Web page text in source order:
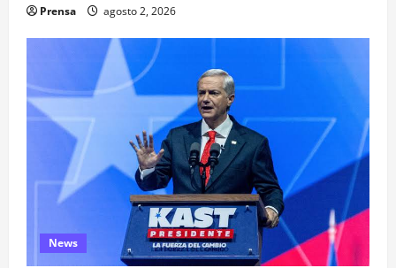
Prensa agosto 2, 2026
News